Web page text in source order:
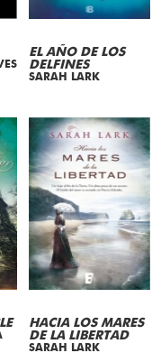
EL AÑO DE LOS
DELFINES
SARAH LARK
HACIA LOS MARES
DE LA LIBERTAD
SARAH LARK